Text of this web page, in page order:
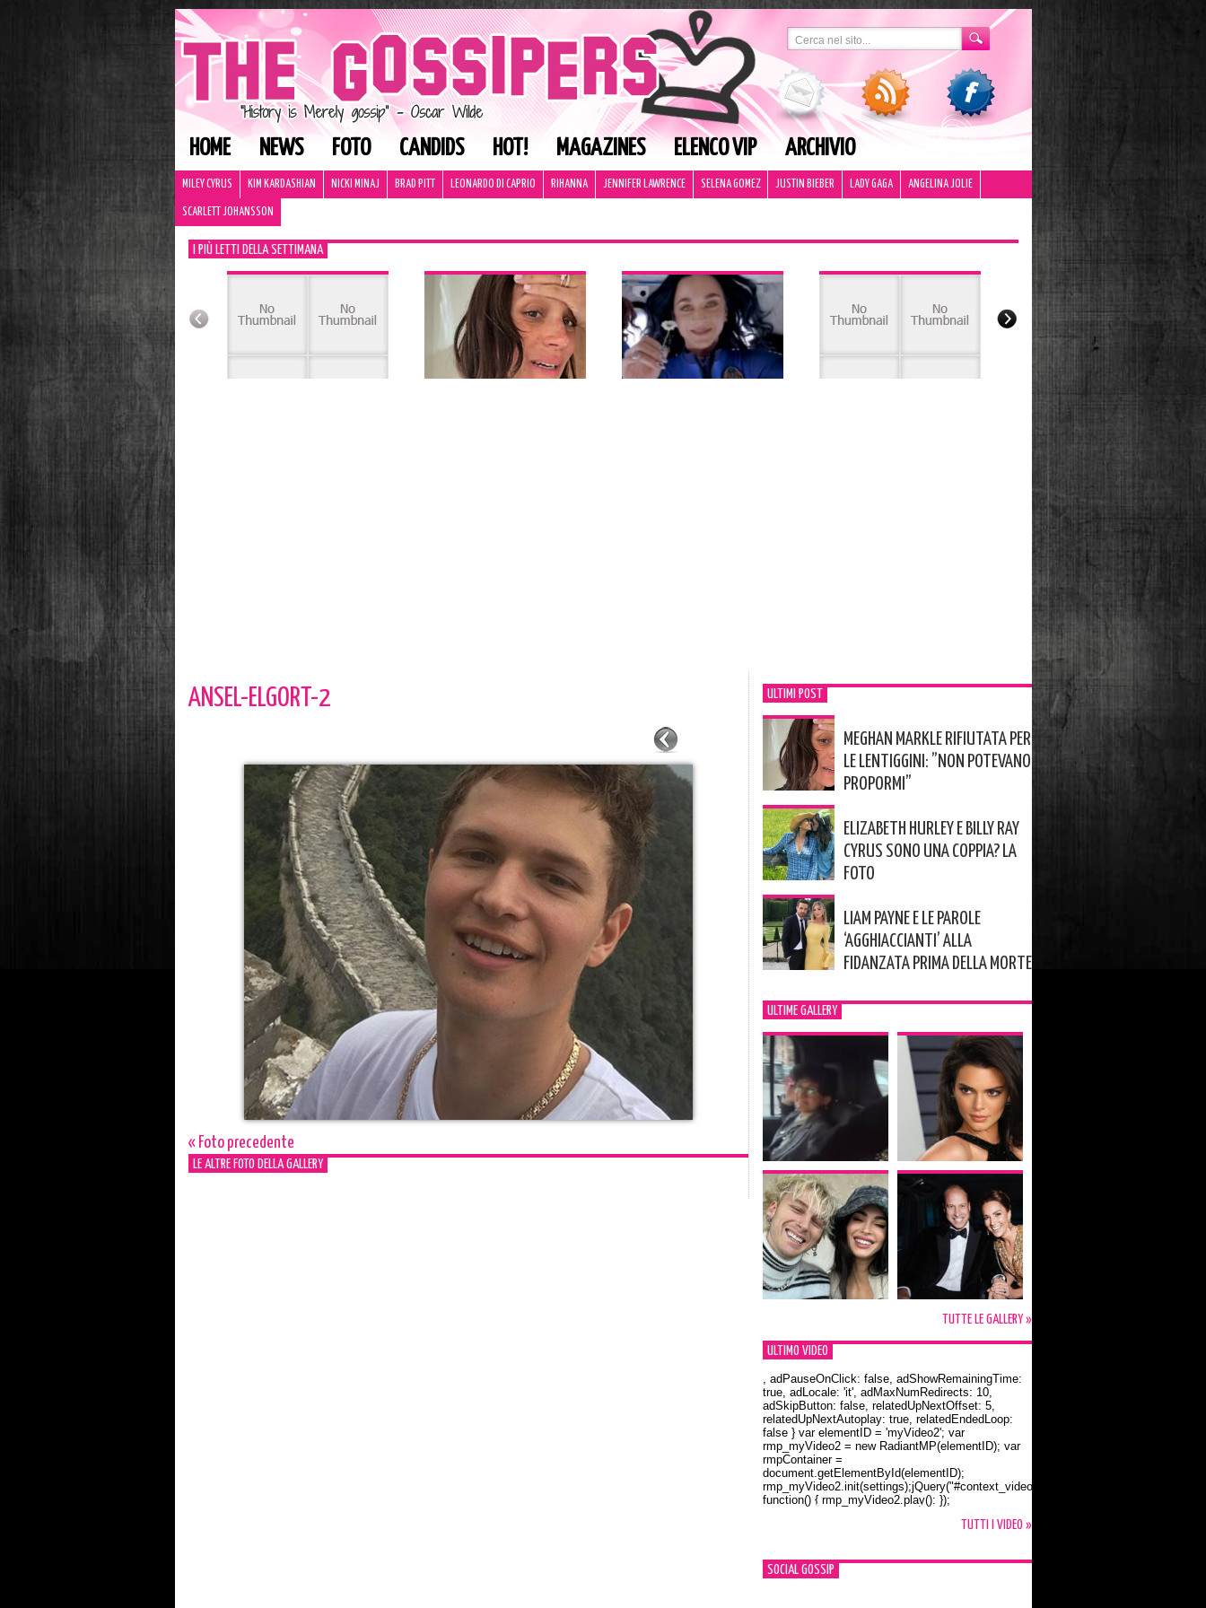
HOME NEWS FOTO CANDIDS HOT! MAGAZINES ELENCO VIP ARCHIVIO
MILEY CYRUS KIM KARDASHIAN NICKI MINAJ BRAD PITT LEONARDO DI CAPRIO RIHANNA JENNIFER LAWRENCE SELENA GOMEZ JUSTIN BIEBER LADY GAGA ANGELINA JOLIE
SCARLETT JOHANSSON
I PIÙ LETTI DELLA SETTIMANA
ANSEL-ELGORT-2
« Foto precedente
LE ALTRE FOTO DELLA GALLERY
ULTIMI POST
MEGHAN MARKLE RIFIUTATA PER
LE LENTIGGINI: ”NON POTEVANO
PROPORMI”
ELIZABETH HURLEY E BILLY RAY
CYRUS SONO UNA COPPIA? LA
FOTO
LIAM PAYNE E LE PAROLE
‘AGGHIACCIANTI’ ALLA
FIDANZATA PRIMA DELLA MORTE
ULTIME GALLERY
TUTTE LE GALLERY »
ULTIMO VIDEO
Orlando Bloom e la t-shirt dedicata a Flynn
, adPauseOnClick: false, adShowRemainingTime:
true, adLocale: 'it', adMaxNumRedirects: 10,
adSkipButton: false, relatedUpNextOffset: 5,
relatedUpNextAutoplay: true, relatedEndedLoop:
false } var elementID = 'myVideo2'; var
rmp_myVideo2 = new RadiantMP(elementID); var
rmpContainer =
document.getElementById(elementID);
rmp_myVideo2.init(settings);jQuery("#context_video2").one("mouseover",
function() { rmp_myVideo2.play(); });
TUTTI I VIDEO »
SOCIAL GOSSIP